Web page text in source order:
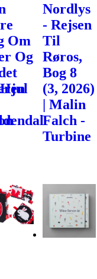
Om
Og
Nordlys
- Rejsen
Til
Røros,
Bog 8
(3, 2026)
| Malin
Falch -
Turbine